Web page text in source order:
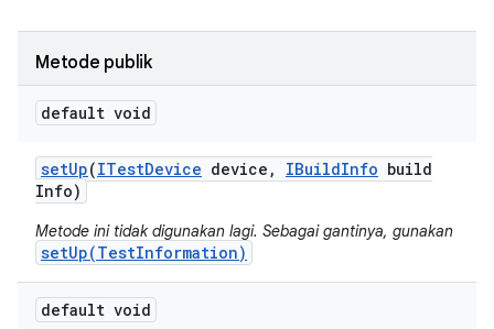
Metode publik
default void
setUp(ITestDevice device , IBuildInfo build
Info)
Metode ini tidak digunakan lagi. Sebagai gantinya, gunakan
setUp(TestInformation)
default void